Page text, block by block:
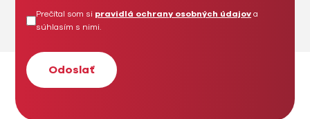
Prečítal som si pravidlá ochrany osobných údajova
súhlasím s nimi.